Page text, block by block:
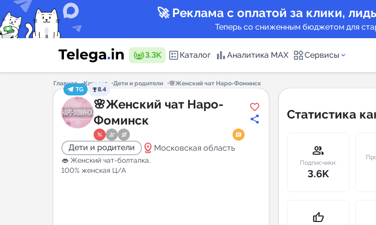
🚀 Реклама с оплатой за клики,
Теперь со сниженным бюджетом для
3.3K Каталог Аналитика MAX Сервисы
Каталог каналов
Горящие предложения
Главная Каталог Дети и родители
🌸Женский чат Наро-Фоминск
TG
8.4
🌸Женский чат Наро-
Фоминск
Дети и родители distance Московская область
👄 Женский чат-болталка.
100% женская Ц/А
Статистика
group
Подписчики:
3.6K
thumb_up